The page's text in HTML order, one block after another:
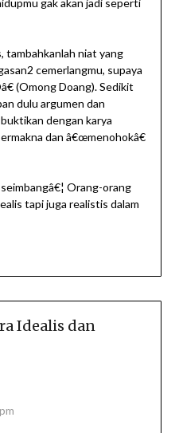
gak akan jadi seperti
tambahkanlah niat yang
cemerlangmu, supaya
(Omong Doang). Sedikit
dulu argumen dan
dengan karya
dan â€œmenohokâ€
Orang-orang
tapi juga realistis dalam
Idealis dan